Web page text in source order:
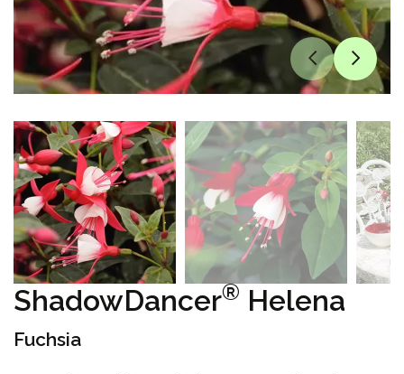
ShadowDancer® Helena
Fuchsia